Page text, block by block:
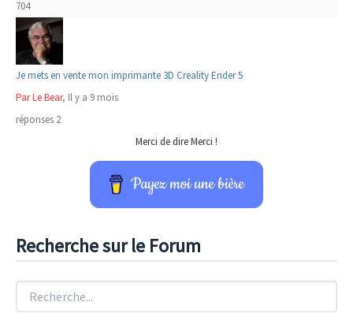
704
Je mets en vente mon imprimante 3D Creality Ender 5
Par Le Bear, Il y a 9 mois
réponses 2
Merci de dire Merci !
Payez moi une bière
Recherche sur le Forum